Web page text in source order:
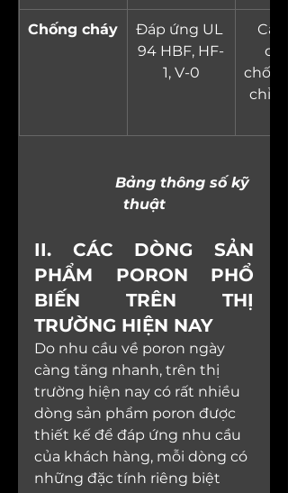
Chống cháy
Đáp ứng UL
94 HBF, HF-
1, V-0
Các
chỉ
Bảng thông số kỹ
thuật
II. CÁC DÒNG SẢN
PHẨM PORON PHỔ
BIẾN TRÊN THỊ
TRƯỜNG HIỆN NAY
Do nhu cầu về poron ngày
càng tăng nhanh, trên thị
trường hiện nay có rất nhiều
dòng sản phẩm poron được
thiết kế để đáp ứng nhu cầu
của khách hàng, mỗi dòng có
những đặc tính riêng biệt